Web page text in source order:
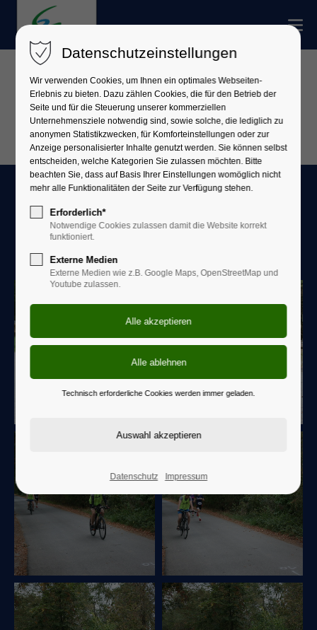
Bildergalerie - Strecke 10 km
und Halbmarathon
Datenschutzeinstellungen
Wir verwenden Cookies, um Ihnen ein optimales Webseiten-
Erlebnis zu bieten. Dazu zählen Cookies, die für den Betrieb der
Seite und für die Steuerung unserer kommerziellen
Unternehmensziele notwendig sind, sowie solche, die lediglich zu
anonymen Statistikzwecken, für Komforteinstellungen oder zur
Anzeige personalisierter Inhalte genutzt werden. Sie können selbst
entscheiden, welche Kategorien Sie zulassen möchten. Bitte
beachten Sie, dass auf Basis Ihrer Einstellungen womöglich nicht
mehr alle Funktionalitäten der Seite zur Verfügung stehen.
Erforderlich*
Notwendige Cookies zulassen damit die Website korrekt
funktioniert.
Externe Medien
Externe Medien wie z.B. Google Maps, OpenStreetMap und
Youtube zulassen.
Technisch erforderliche Cookies werden immer geladen.
Datenschutz Impressum